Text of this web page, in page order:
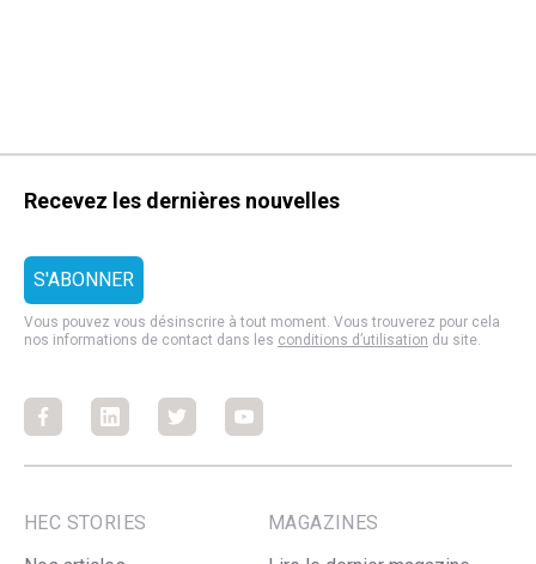
Recevez les dernières nouvelles
Vous pouvez vous désinscrire à tout moment. Vous trouverez pour cela
nos informations de contact dans les conditions d’utilisation du site.
FacebookFacebookFacebookFacebook
HEC STORIES
MAGAZINES